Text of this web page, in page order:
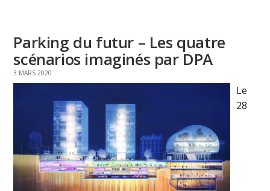
Parking du futur – Les quatre
scénarios imaginés par DPA
3 MARS 2020
Le
28